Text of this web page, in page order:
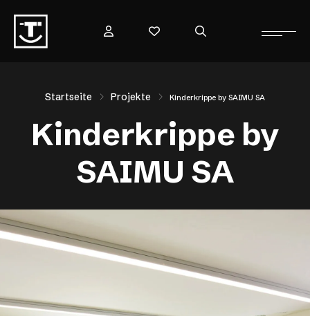
Startseite Projekte Kinderkrippe by SAIMU SA
Kinderkrippe by
SAIMU SA